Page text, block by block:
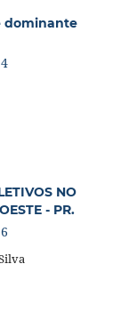
dominante
NO
- PR.